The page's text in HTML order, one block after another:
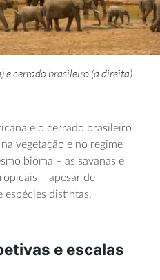
e cerrado brasileiro (à direita)
e o cerrado brasileiro
vegetação e no regime
bioma – as savanas e
– apesar de
espécies distintas.
e escalas